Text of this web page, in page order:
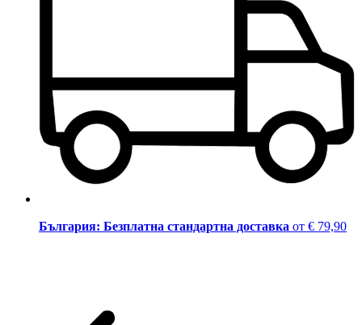
България: Безплатна стандартна доставка от € 79,90